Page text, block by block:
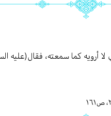
أرويه كما سمعته، فقال(عليه
، ص١٦١